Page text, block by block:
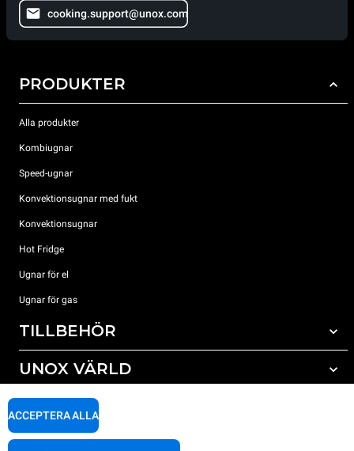
cooking.support@unox.com
PRODUKTER
Alla produkter
Kombiugnar
Speed-ugnar
Konvektionsugnar med fukt
Konvektionsugnar
Hot Fridge
Ugnar för el
Ugnar för gas
TILLBEHÖR
Alla tillbehör
Rengöringsmedel för mauell rengöring
UNOX VÄRLD
Våra kontor runt om i världen
SUPPORT
ACCEPTERA ALLA